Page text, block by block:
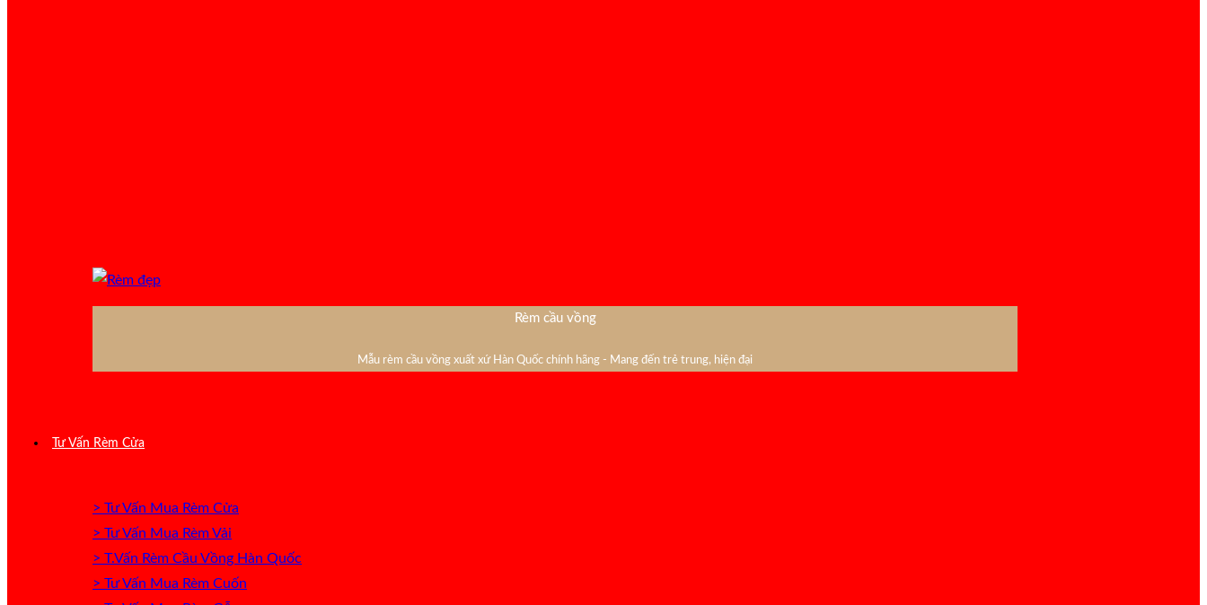
Rèm cầu vồng
Mẫu rèm cầu vồng xuất xứ Hàn Quốc chính hãng - Mang đến trẻ trung, hiện đại
Tư Vấn Rèm Cửa
> Tư Vấn Mua Rèm Cửa
> Tư Vấn Mua Rèm Vải
> T.Vấn Rèm Cầu Vồng Hàn Quốc
> Tư Vấn Mua Rèm Cuốn